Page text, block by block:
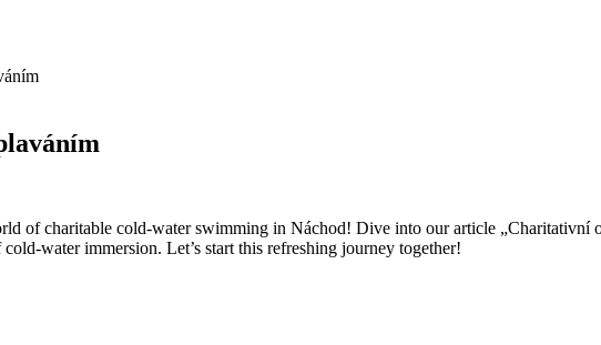
of charitable cold-water swimming in Náchod! Dive into our article „Charitativní
water immersion. Let’s start this refreshing journey together!